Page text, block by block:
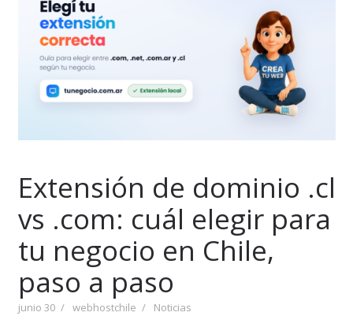
Extensión de dominio .cl
vs .com: cuál elegir para
tu negocio en Chile,
paso a paso
junio 30 webhostchile Noticias